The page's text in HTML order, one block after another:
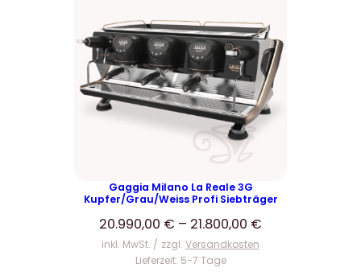
Gaggia Milano La Reale 3G
Kupfer/Grau/Weiss Profi Siebträger
20.990,00 € – 21.800,00 €
inkl. MwSt. zzgl. Versandkosten
Lieferzeit: 5-7 Tage